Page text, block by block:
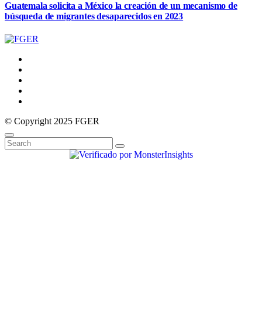
Guatemala solicita a México la creación de un mecanismo de
búsqueda de migrantes desaparecidos en 2023
© Copyright 2025 FGER